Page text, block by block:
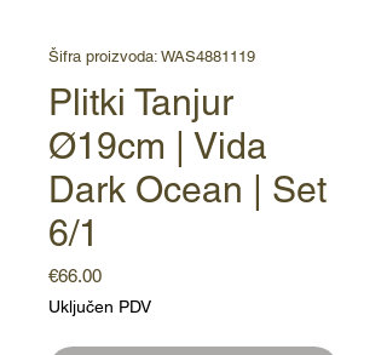
Šifra proizvoda: WAS4881119
Plitki Tanjur
Ø19cm | Vida
Dark Ocean | Set
6/1
€66.00Cijena
Uključen PDV